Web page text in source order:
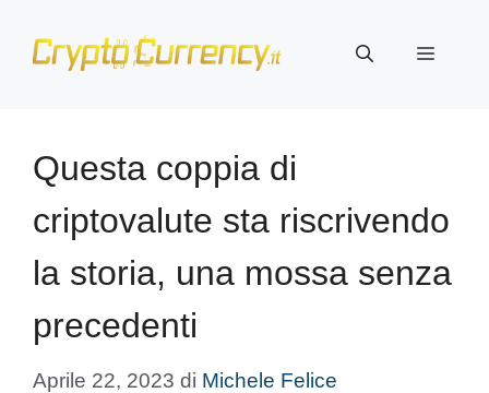
Menu
Questa coppia di
criptovalute sta riscrivendo
la storia, una mossa senza
precedenti
Aprile 22, 2023 di Michele Felice